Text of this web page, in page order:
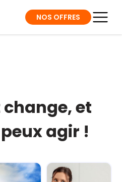
NOS OFFRES
change, et
agir !